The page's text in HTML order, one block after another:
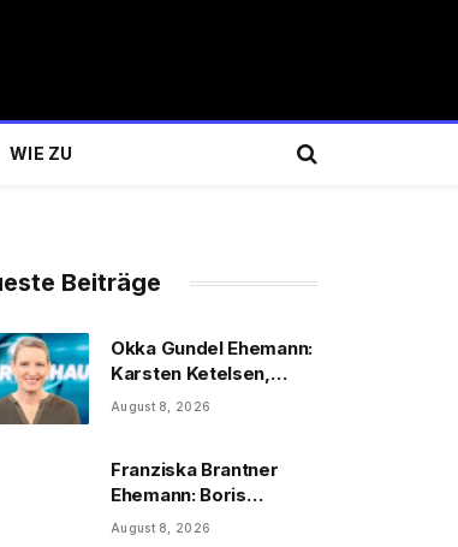
WIE ZU
Beiträge
Okka Gundel Ehemann:
Karsten Ketelsen,
Beruf & Kinder
August 8, 2026
Franziska Brantner
Ehemann: Boris
Palmer, Tochter &
August 8, 2026